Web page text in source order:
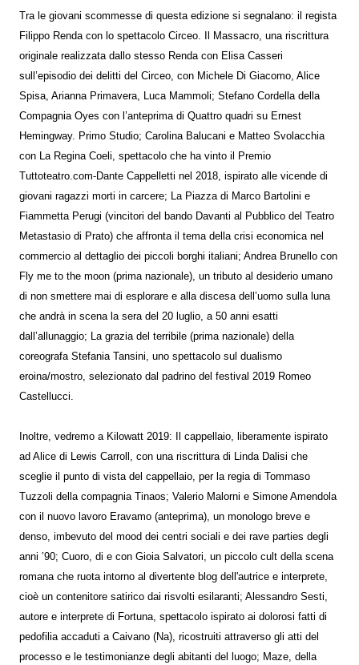
Tra le giovani scommesse di questa edizione si segnalano: il regista
Filippo Renda con lo spettacolo Circeo. Il Massacro, una riscrittura
originale realizzata dallo stesso Renda con Elisa Casseri
sull’episodio dei delitti del Circeo, con Michele Di Giacomo, Alice
Spisa, Arianna Primavera, Luca Mammoli; Stefano Cordella della
Compagnia Oyes con l’anteprima di Quattro quadri su Ernest
Hemingway. Primo Studio; Carolina Balucani e Matteo Svolacchia
con La Regina Coeli, spettacolo che ha vinto il Premio
Tuttoteatro.com-Dante Cappelletti nel 2018, ispirato alle vicende di
giovani ragazzi morti in carcere; La Piazza di Marco Bartolini e
Fiammetta Perugi (vincitori del bando Davanti al Pubblico del Teatro
Metastasio di Prato) che affronta il tema della crisi economica nel
commercio al dettaglio dei piccoli borghi italiani; Andrea Brunello con
Fly me to the moon (prima nazionale), un tributo al desiderio umano
di non smettere mai di esplorare e alla discesa dell’uomo sulla luna
che andrà in scena la sera del 20 luglio, a 50 anni esatti
dall’allunaggio; La grazia del terribile (prima nazionale) della
coreografa Stefania Tansini, uno spettacolo sul dualismo
eroina/mostro, selezionato dal padrino del festival 2019 Romeo
Castellucci.
Inoltre, vedremo a Kilowatt 2019: Il cappellaio, liberamente ispirato
ad Alice di Lewis Carroll, con una riscrittura di Linda Dalisi che
sceglie il punto di vista del cappellaio, per la regia di Tommaso
Tuzzoli della compagnia Tinaos; Valerio Malorni e Simone Amendola
con il nuovo lavoro Eravamo (anteprima), un monologo breve e
denso, imbevuto del mood dei centri sociali e dei rave parties degli
anni ’90; Cuoro, di e con Gioia Salvatori, un piccolo cult della scena
romana che ruota intorno al divertente blog dell'autrice e interprete,
cioè un contenitore satirico dai risvolti esilaranti; Alessandro Sesti,
autore e interprete di Fortuna, spettacolo ispirato ai dolorosi fatti di
pedofilia accaduti a Caivano (Na), ricostruiti attraverso gli atti del
processo e le testimonianze degli abitanti del luogo; Maze, della